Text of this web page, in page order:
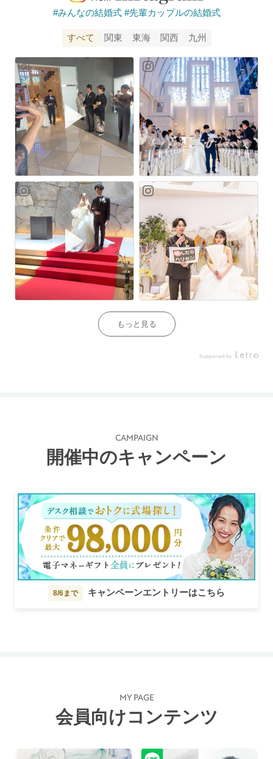
#みんなの結婚式 #先輩カップルの結婚式
すべて 関東 東海 関西 九州
もっと見る
Supported by
CAMPAIGN
開催中のキャンペーン
8/6まで キャンペーンエントリーはこちら
MY PAGE
会員向けコンテンツ